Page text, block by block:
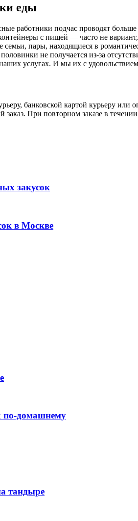
еды
работники подчас проводят
с пищей ― часто не
пары, находящиеся в
не получается из-за
услугах. И мы их с
банковской картой курьеру или
заказ. При повторном заказе в
закусок
в Москве
по-домашнему
тандыре